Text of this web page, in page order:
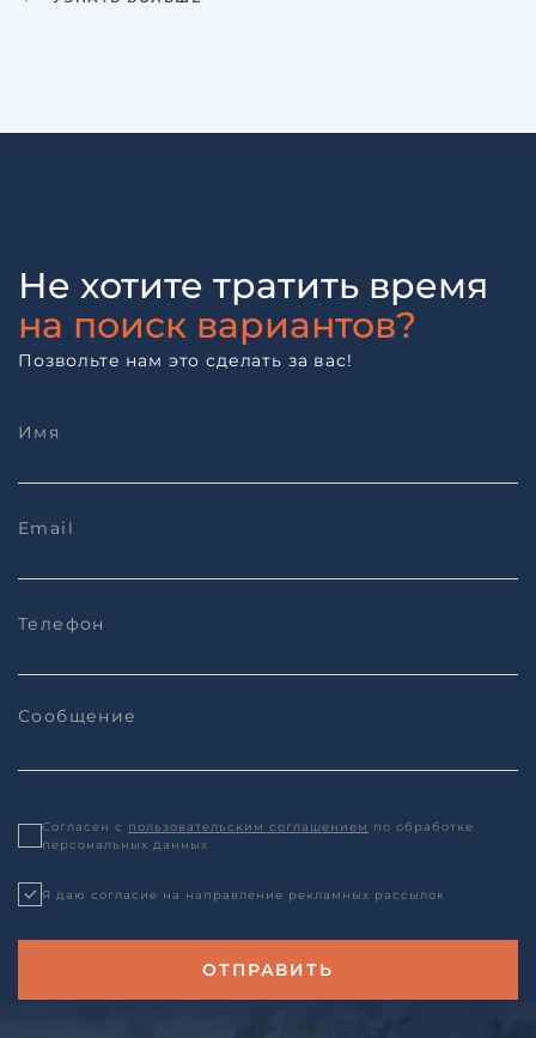
Не хотите тратить время
на поиск вариантов?
Позвольте нам это сделать за вас!
Согласен с пользовательским соглашением по обработке
персональных данных
Я даю согласие на направление рекламных рассылок